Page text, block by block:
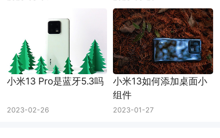
小米13 Pro是蓝牙5.3吗
2023-02-26
小米13如何添加桌面小
组件
2023-01-27